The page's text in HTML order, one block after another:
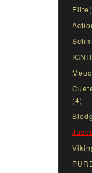
(4)